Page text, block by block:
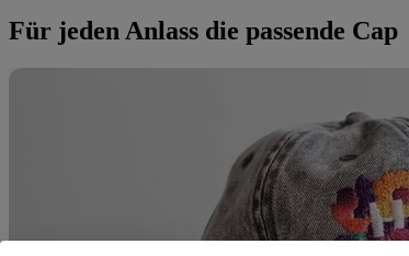
Für jeden Anlass die passende Cap